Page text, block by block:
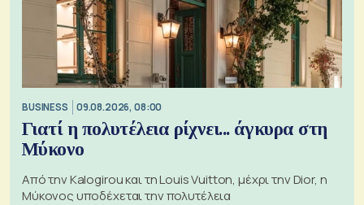
BUSINESS 09.08.2026, 08:00
Γιατί η πολυτέλεια ρίχνει... άγκυρα στη
Μύκονο
Από την Kalogirou και τη Louis Vuitton, μέχρι την Dior, η
Μύκονος υποδέχεται την πολυτέλεια